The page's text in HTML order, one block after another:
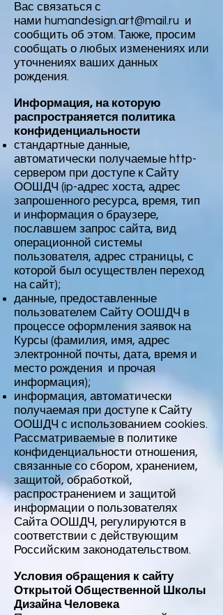
Вас связаться с
нами humandesign.art@mail.ru и
сообщить об этом. Также, просим
сообщать о любых изменениях или
уточнениях ваших данных
рождения.
Информация, на которую
распространяется политика
конфиденциальности
стандартные данные,
автоматически получаемые http-
сервером при доступе к Сайту
ООШДЧ (ip-адрес хоста, адрес
запрошенного ресурса, время, тип
и информация о браузере,
пославшем запрос сайта, вид
операционной системы
пользователя, адрес страницы, с
которой был осуществлен переход
на сайт);
данные, предоставленные
пользователем Сайту ООШДЧ в
процессе оформления заявок на
Курсы (фамилия, имя, адрес
электронной почты, дата, время и
место рождения и прочая
информация);
информация, автоматически
получаемая при доступе к Сайту
ООШДЧ с использованием cookies.
Рассматриваемые в политике
конфиденциальности отношения,
связанные со сбором, хранением,
защитой, обработкой,
распространением и защитой
информации о пользователях
Сайта ООШДЧ, регулируются в
соответствии с действующим
Российским законодательством.
Условия обращения к сайту
Открытой Общественной Школы
Дизайна Человека